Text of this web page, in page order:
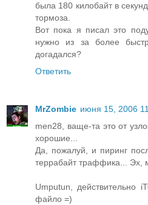
была 180 килобайт в
тормоза.
Вот пока я писал это
нужно из за более
догадался?
Ответить
MrZombie июня 15, 2006
men28, ваще-та это от
хорошие...
Да, пожалуй, и пиринг
террабайт траффика... Эх,
Umputun, действительно
файло =)